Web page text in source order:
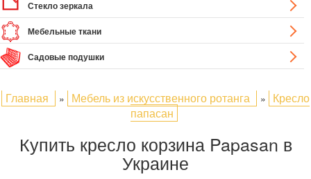
Стекло зеркала
Мебельные ткани
Садовые подушки
Главная » Мебель из искусственного ротанга » Кресло
папасан
Купить кресло корзина Papasan в
Украине